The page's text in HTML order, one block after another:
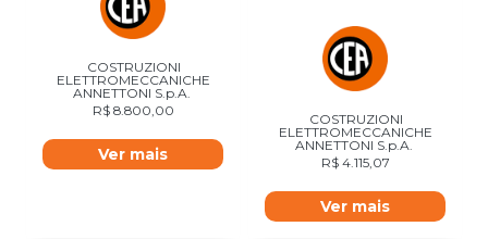
COSTRUZIONI
ELETTROMECCANICHE
ANNETTONI S.p.A.
R$8.800,00
Ver mais
COSTRUZIONI
ELETTROMECCANICHE
ANNETTONI S.p.A.
R$4.115,07
Ver mais